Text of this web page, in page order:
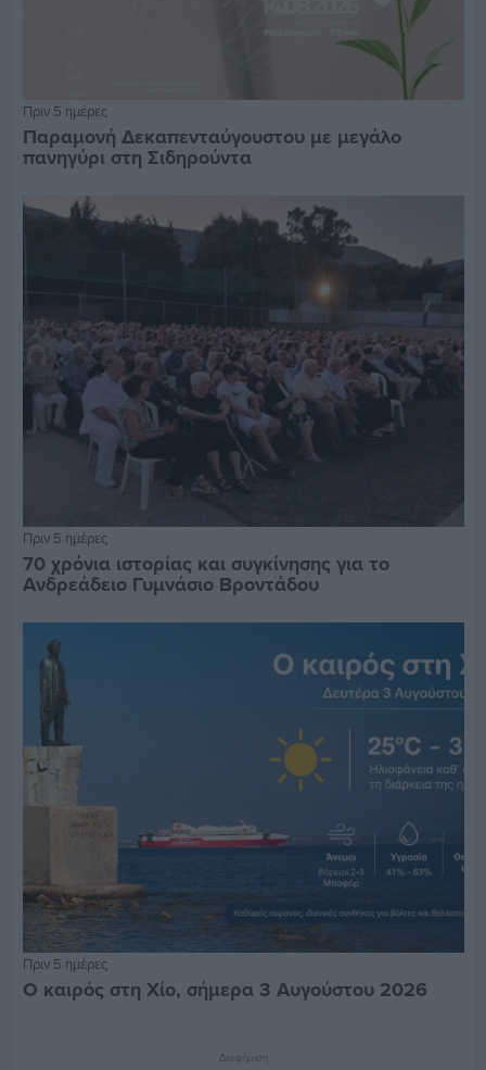
Πριν 5 ημέρες
Παραμονή Δεκαπενταύγουστου με μεγάλο
πανηγύρι στη Σιδηρούντα
Πριν 5 ημέρες
70 χρόνια ιστορίας και συγκίνησης για το
Ανδρεάδειο Γυμνάσιο Βροντάδου
Πριν 5 ημέρες
Ο καιρός στη Χίο, σήμερα 3 Αυγούστου 2026
Διαφήμιση